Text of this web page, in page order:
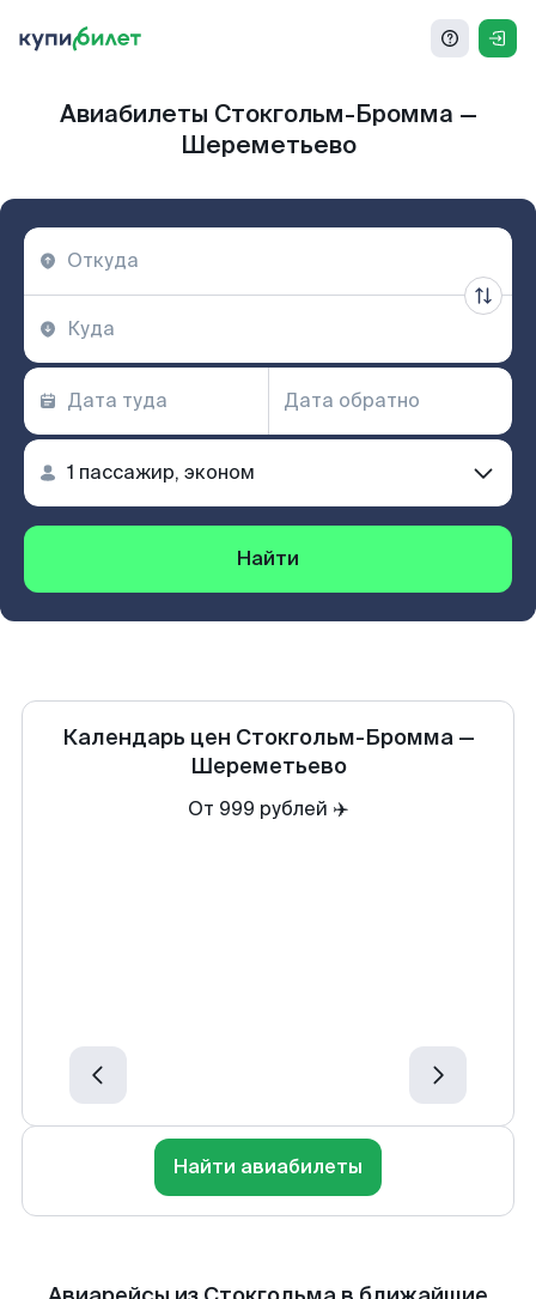
Авиабилеты Стокгольм-Бромма —
Шереметьево
Найти
Календарь цен Стокгольм-Бромма—
Шереметьево
От 999 рублей ✈️
Найти авиабилеты